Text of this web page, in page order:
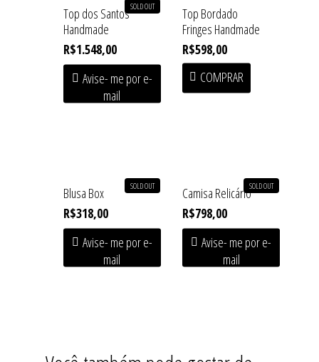
Top dos Santos
Handmade
R$1.548,00
Avise- me por e-
mail
SOLD OUT
Top Bordado
Fringes Handmade
R$598,00
COMPRAR
Blusa Box
R$318,00
Avise- me por e-
mail
SOLD OUT
Camisa Relicário
R$798,00
Avise- me por e-
mail
SOLD OUT